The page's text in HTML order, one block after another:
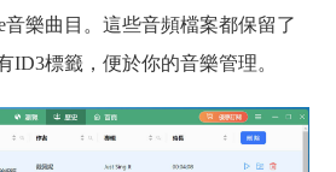
音樂曲目。這些音頻檔案都保留了
ID3標籤，便於你的音樂管理。